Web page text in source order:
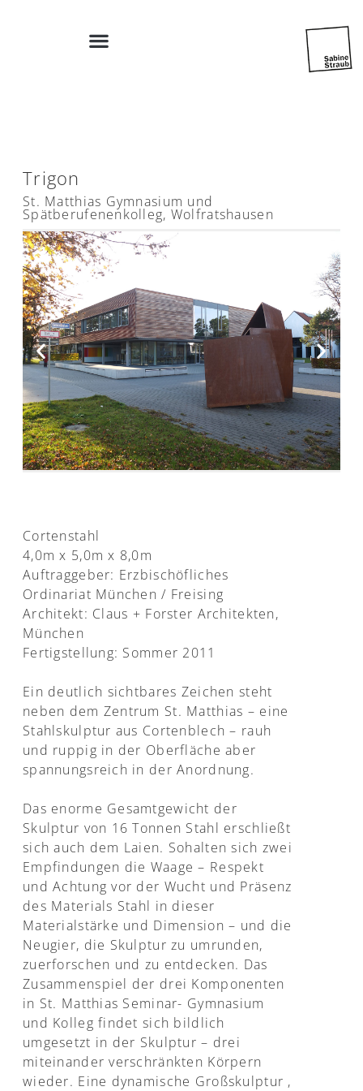
Trigon
St. Matthias Gymnasium und
Spätberufenenkolleg, Wolfratshausen
Cortenstahl
4,0m x 5,0m x 8,0m
Auftraggeber: Erzbischöfliches
Ordinariat München / Freising
Architekt: Claus + Forster Architekten,
München
Fertigstellung: Sommer 2011
Ein deutlich sichtbares Zeichen steht
neben dem Zentrum St. Matthias – eine
Stahlskulptur aus Cortenblech – rauh
und ruppig in der Oberfläche aber
spannungsreich in der Anordnung.
Das enorme Gesamtgewicht der
Skulptur von 16 Tonnen Stahl erschließt
sich auch dem Laien. Sohalten sich zwei
Empfindungen die Waage – Respekt
und Achtung vor der Wucht und Präsenz
des Materials Stahl in dieser
Materialstärke und Dimension – und die
Neugier, die Skulptur zu umrunden,
zuerforschen und zu entdecken. Das
Zusammenspiel der drei Komponenten
in St. Matthias Seminar- Gymnasium
und Kolleg findet sich bildlich
umgesetzt in der Skulptur – drei
miteinander verschränkten Körpern
wieder. Eine dynamische Großskulptur ,